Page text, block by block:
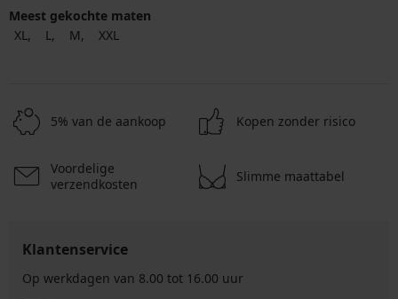
Meest gekochte maten
XL
L M XXL
5% van de aankoop Kopen zonder risico
Voordelige
verzendkosten
Slimme maattabel
Klantenservice
Op werkdagen van 8.00 tot 16.00 uur